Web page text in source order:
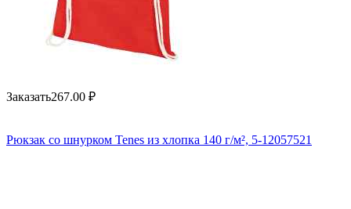
Заказать267.00 ₽
Рюкзак со шнурком Tenes из хлопка 140 г/м², 5-12057521